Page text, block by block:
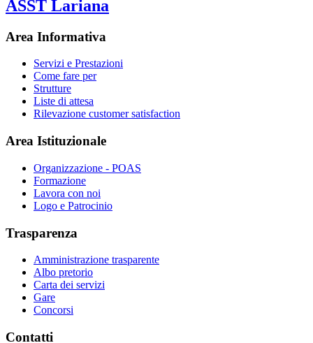
ASST Lariana
Area Informativa
Servizi e Prestazioni
Come fare per
Strutture
Liste di attesa
Rilevazione customer satisfaction
Area Istituzionale
Organizzazione - POAS
Formazione
Lavora con noi
Logo e Patrocinio
Trasparenza
Amministrazione trasparente
Albo pretorio
Carta dei servizi
Gare
Concorsi
Contatti